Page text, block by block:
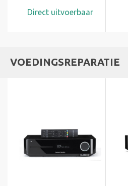
Direct uitvoerbaar
VOEDINGSREPARATIE